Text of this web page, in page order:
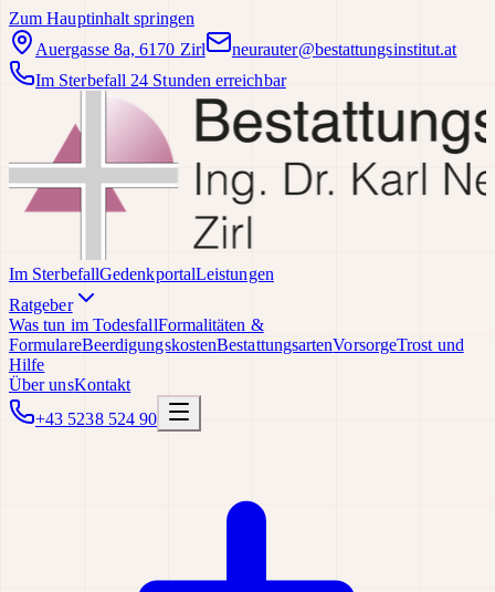
Zum Hauptinhalt springen
Auergasse 8a, 6170 Zirl
neurauter@bestattungsinstitut.at
Im Sterbefall 24 Stunden erreichbar
Im SterbefallGedenkportalLeistungen
Ratgeber
Was tun im TodesfallFormalitäten &
FormulareBeerdigungskostenBestattungsartenVorsorgeTrost und
Hilfe
Über unsKontakt
+43 5238 524 90